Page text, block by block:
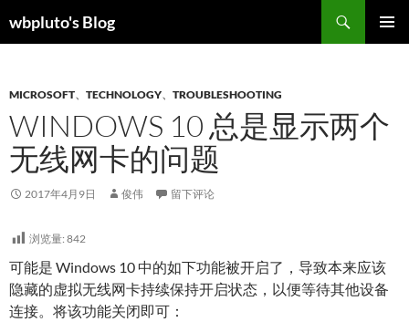
至wbpluto's Blog
索
MICROSOFT、 TECHNOLOGY、 TROUBLESHOOTING
WINDOWS 10 总是显示两个
无线网卡的问题
2017年4月9日 俊伟 留下评论
浏览量: 842
可能是 Windows 10 中的如下功能被开启了，导致本来应该
隐藏的虚拟无线网卡持续保持开启状态，以便等待其他设备
连接。将该功能关闭即可：